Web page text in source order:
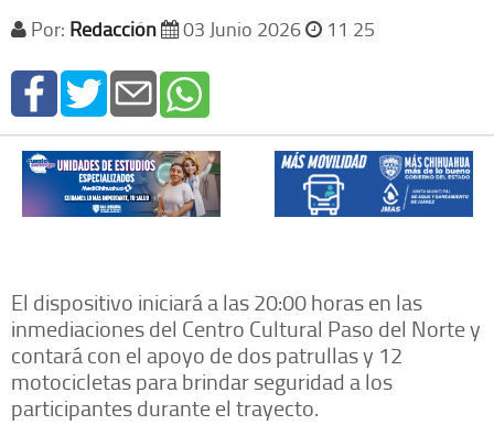
Por: Redacción 03 Junio 2026 11 25
El dispositivo iniciará a las 20:00 horas en las
inmediaciones del Centro Cultural Paso del Norte y
contará con el apoyo de dos patrullas y 12
motocicletas para brindar seguridad a los
participantes durante el trayecto.